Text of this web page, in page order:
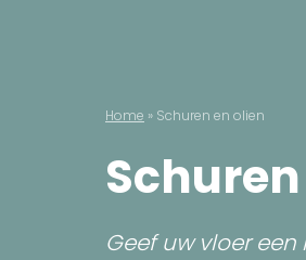
Parket en houten
Home » Schuren en olien
Geef uw vloer